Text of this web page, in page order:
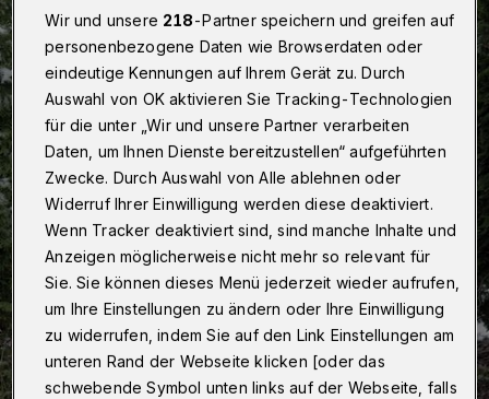
Wir und unsere 218-Partner speichern und greifen auf
personenbezogene Daten wie Browserdaten oder
eindeutige Kennungen auf Ihrem Gerät zu. Durch
Auswahl von OK aktivieren Sie Tracking-Technologien
für die unter „Wir und unsere Partner verarbeiten
Daten, um Ihnen Dienste bereitzustellen“ aufgeführten
Zwecke. Durch Auswahl von Alle ablehnen oder
Widerruf Ihrer Einwilligung werden diese deaktiviert.
Wenn Tracker deaktiviert sind, sind manche Inhalte und
Anzeigen möglicherweise nicht mehr so relevant für
Sie. Sie können dieses Menü jederzeit wieder aufrufen,
um Ihre Einstellungen zu ändern oder Ihre Einwilligung
zu widerrufen, indem Sie auf den Link Einstellungen am
unteren Rand der Webseite klicken [oder das
schwebende Symbol unten links auf der Webseite, falls